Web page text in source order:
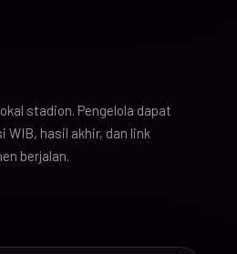
stadion. Pengelola dapat
WIB, hasil akhir, dan link
berjalan.